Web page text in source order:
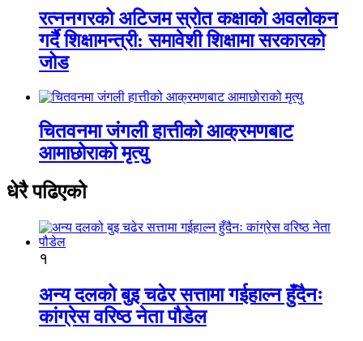
रत्ननगरको अटिजम स्रोत कक्षाको अवलोकन
गर्दै शिक्षामन्त्री: समावेशी शिक्षामा सरकारको
जोड
चितवनमा जंगली हात्तीको आक्रमणबाट
आमाछोराको मृत्यु
धेरै पढिएको
१
अन्य दलको बुइ चढेर सत्तामा गईहाल्न हुँदैनः
कांग्रेस वरिष्ठ नेता पौडेल